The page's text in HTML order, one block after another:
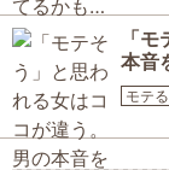
「
本音
モテる